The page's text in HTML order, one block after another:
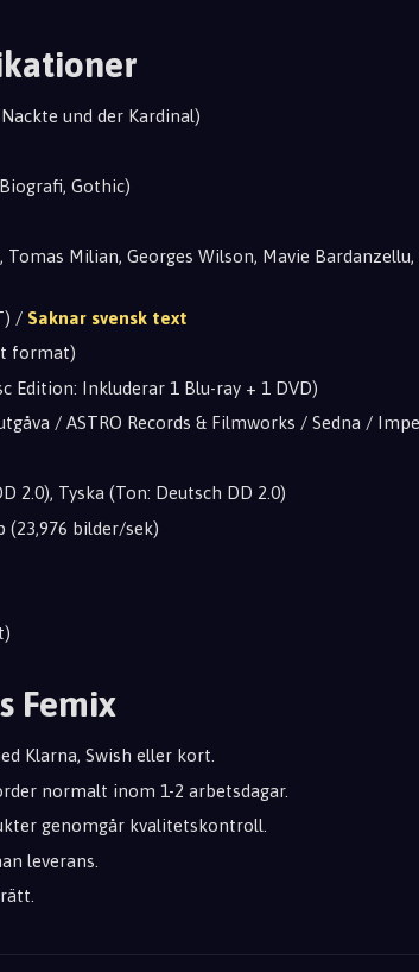
und der Kardinal)
Gothic)
Tomas Milian, Georges Wilson, Mavie
/ Saknar svensk text
format)
Edition: Inkluderar 1 Blu-ray + 1 DVD)
/ ASTRO Records & Filmworks / Sedna /
2.0), Tyska (Ton: Deutsch DD 2.0)
(23,976 bilder/sek)
Femix
Klarna, Swish eller kort.
normalt inom 1-2 arbetsdagar.
genomgår kvalitetskontroll.
leverans.